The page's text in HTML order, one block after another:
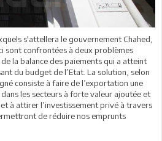
s'attellera le gouvernement Chahed,
sont confrontées à deux problèmes
la balance des paiements qui a atteint
du budget de l’Etat. La solution, selon
consiste à faire de l’exportation une
les secteurs à forte valeur ajoutée et
à attirer l’investissement privé à travers
de réduire nos emprunts